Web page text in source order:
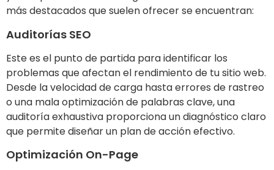
más destacados que suelen ofrecer se encuentran:
Auditorías SEO
Este es el punto de partida para identificar los
problemas que afectan el rendimiento de tu sitio web.
Desde la velocidad de carga hasta errores de rastreo
o una mala optimización de palabras clave, una
auditoría exhaustiva proporciona un diagnóstico claro
que permite diseñar un plan de acción efectivo.
Optimización On-Page